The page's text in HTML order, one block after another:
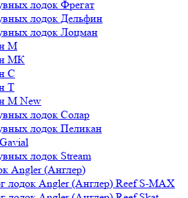
лодок Фрегат
лодок Дельфин
лодок Лоцман
М
МК
С
Т
М New
лодок Солар
лодок Пеликан
лодок Stream
Angler (Англер)
лодок Angler (Англер) Reef S-MAX